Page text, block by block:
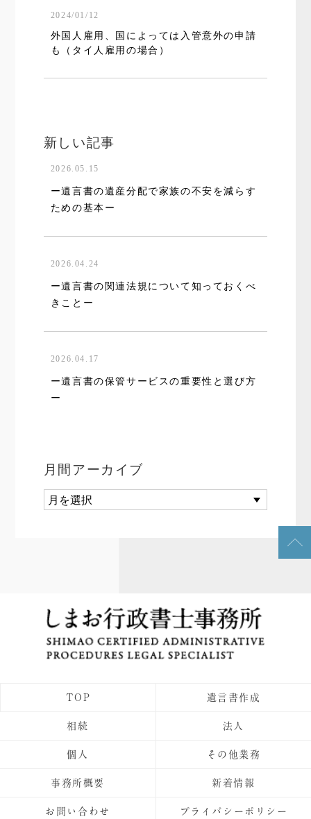
2024/01/12
外国人雇用、国によっては入管意外の申請
も（タイ人雇用の場合）
新しい記事
2026.05.15
ー遺言書の遺産分配で家族の不安を減らす
ための基本ー
2026.04.24
ー遺言書の関連法規について知っておくべ
きことー
2026.04.17
ー遺言書の保管サービスの重要性と選び方
ー
月間アーカイブ
TOP 遺言書作成
相続 法人
個人 その他業務
事務所概要 新着情報
お問い合わせ プライバシーポリシー